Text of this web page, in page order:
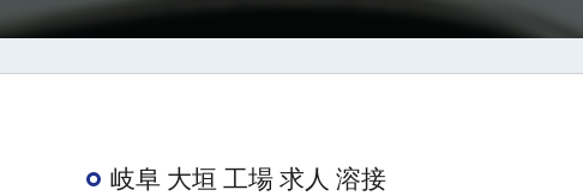
岐阜 大垣 工場 求人 溶接